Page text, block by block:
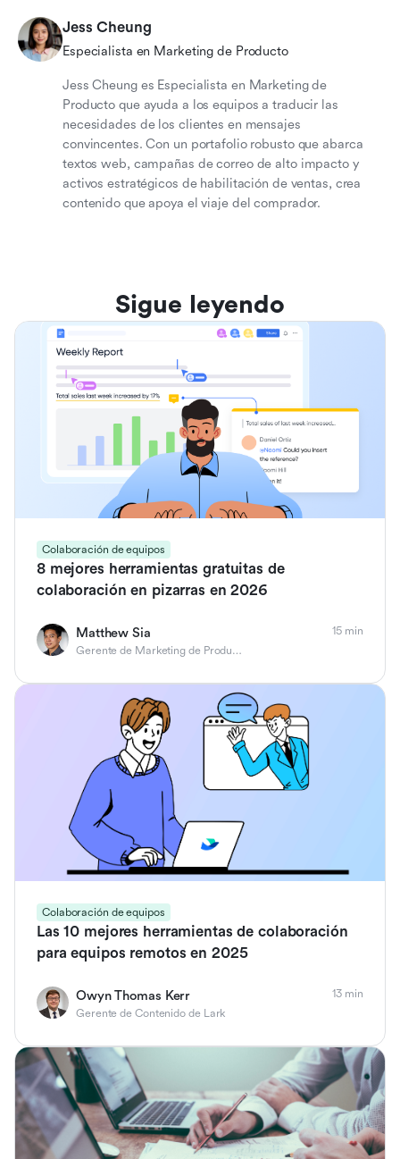
Jess Cheung
Especialista en Marketing de Producto
Jess Cheung es Especialista en Marketing de
Producto que ayuda a los equipos a traducir las
necesidades de los clientes en mensajes
convincentes. Con un portafolio robusto que abarca
textos web, campañas de correo de alto impacto y
activos estratégicos de habilitación de ventas, crea
contenido que apoya el viaje del comprador.
Sigue leyendo
Colaboración de equipos
8 mejores herramientas gratuitas de
colaboración en pizarras en 2026
Matthew Sia
Gerente de Marketing de Producto
15 min
Colaboración de equipos
Las 10 mejores herramientas de colaboración
para equipos remotos en 2025
Owyn Thomas Kerr
Gerente de Contenido de Lark
13 min